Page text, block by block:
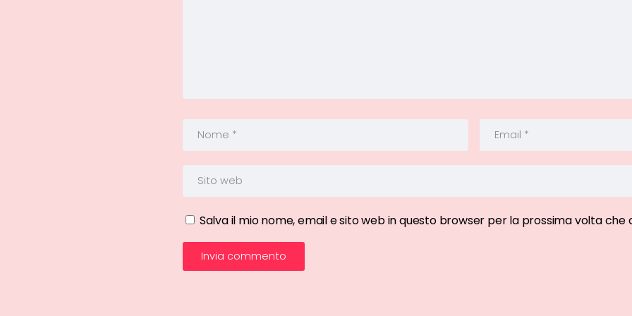
Salva il mio nome, email e sito web in questo browser per la prossima volta che